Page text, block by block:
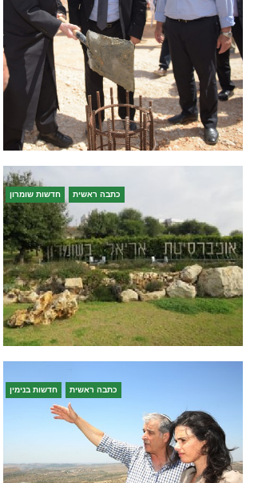
חדשות שומרון כתבה ראשית
חדשות בנימין כתבה ראשית